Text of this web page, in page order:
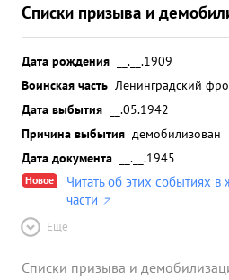
Списки призыва и
Дата рождения
__.__.1909
Воинская часть Ленинградский
Дата выбытия
__.05.1942
Причина выбытия демобилизован
Дата документа
__.__.1945
Новое
Читать об этих событиях
части
Ещё
Списки призыва и